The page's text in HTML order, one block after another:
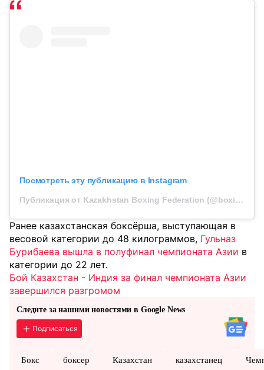
Посмотреть эту публикацию в Instagram
Публикация от Kazakhstan Boxing Federation (@boxingkazakhstan)
Ранее казахстанская боксёрша, выступающая в
весовой категории до 48 килограммов, Гульназ
Бурибаева вышла в полуфинал чемпионата Азии в
категории до 22 лет.
Бой Казахстан - Индия за финал чемпионата Азии
завершился разгромом
Следите за нашими новостями в Google News
Подписаться
Бокс боксер Казахстан казахстанец